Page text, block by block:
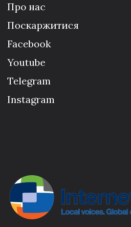
Про нас
Поскаржитися
Facebook
Youtube
Telegram
Instagram